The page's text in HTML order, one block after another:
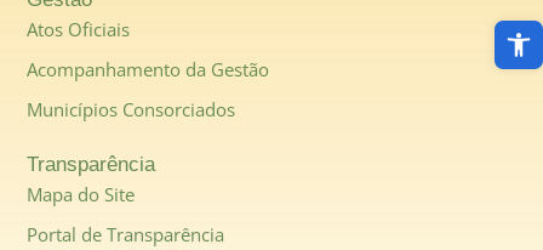
Atos Oficiais
Acompanhamento da Gestão
Municípios Consorciados
Transparência
Mapa do Site
Portal de Transparência